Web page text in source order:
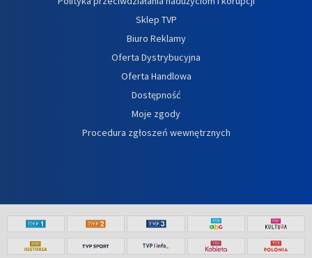
Sklep TVP
Biuro Reklamy
Oferta Dystrybucyjna
Oferta Handlowa
Dostępność
Moje zgody
Procedura zgłoszeń wewnętrznych